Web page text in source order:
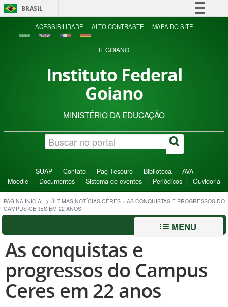
BRASIL
Simplifique!
Acesso à informação
ACESSIBILIDADE ALTO CONTRASTE MAPA DO SITE
IF GOIANO
Instituto Federal
Goiano
MINISTÉRIO DA EDUCAÇÃO
SUAP Contato Pag Tesouro Biblioteca
AVA -
Moodle
Documentos Sistema de eventos Periódicos Ouvidoria
PÁGINA INICIAL > ÚLTIMAS NOTÍCIAS CERES > AS CONQUISTAS E PROGRESSOS DO
CAMPUS CERES EM 22 ANOS
MENU
As conquistas e
progressos do Campus
Ceres em 22 anos